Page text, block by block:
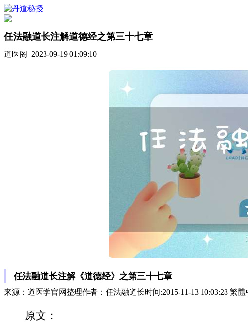
任法融道长注解道德经之第三十七章
道医阁 2023-09-19 01:09:10
任法融道长注解《道德经》之第三十七章
来源：道医学官网整理作者：任法融道长时间:2015-11-13 10:03:28 繁體
原文：